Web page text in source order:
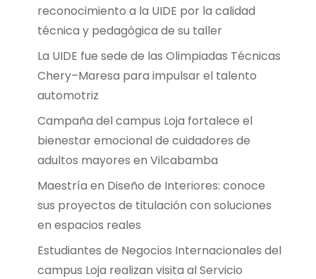
reconocimiento a la UIDE por la calidad
técnica y pedagógica de su taller
La UIDE fue sede de las Olimpiadas Técnicas
Chery–Maresa para impulsar el talento
automotriz
Campaña del campus Loja fortalece el
bienestar emocional de cuidadores de
adultos mayores en Vilcabamba
Maestría en Diseño de Interiores: conoce
sus proyectos de titulación con soluciones
en espacios reales
Estudiantes de Negocios Internacionales del
campus Loja realizan visita al Servicio